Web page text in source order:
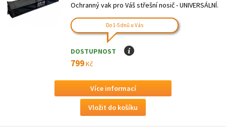
Ochranný vak pro Váš střešní nosič - UNIVERSÁLNÍ.
Do 1-5 dnů u Vás
DOSTUPNOST I
799Kč
Více informací